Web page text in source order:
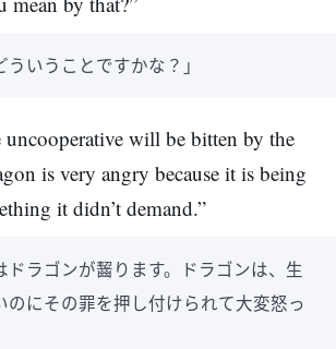
いうことですかな？」
uncooperative will be bitten by the
is very angry because it is being
it didn’t demand.”
ドラゴンが齧ります。ドラゴンは、生
のにその罪を押し付けられて大変怒っ